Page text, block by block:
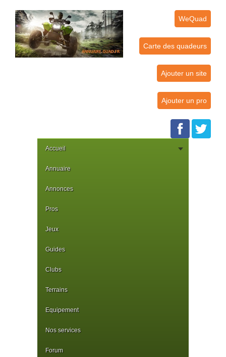
WeQuad
Carte des quadeurs
Ajouter un site
Ajouter un pro
Accueil
Annuaire
Annonces
Pros
Jeux
Guides
Clubs
Terrains
Equipement
Nos services
Forum